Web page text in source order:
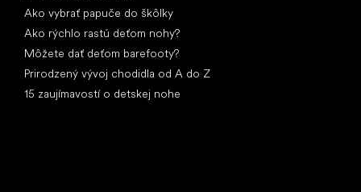
Ako vybrať papuče do škôlky
Ako rýchlo rastú deťom nohy?
Môžete dať deťom barefooty?
Prirodzený vývoj chodidla od A do Z
15 zaujímavostí o detskej nohe